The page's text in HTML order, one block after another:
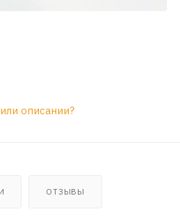
описании?
ОТЗЫВЫ